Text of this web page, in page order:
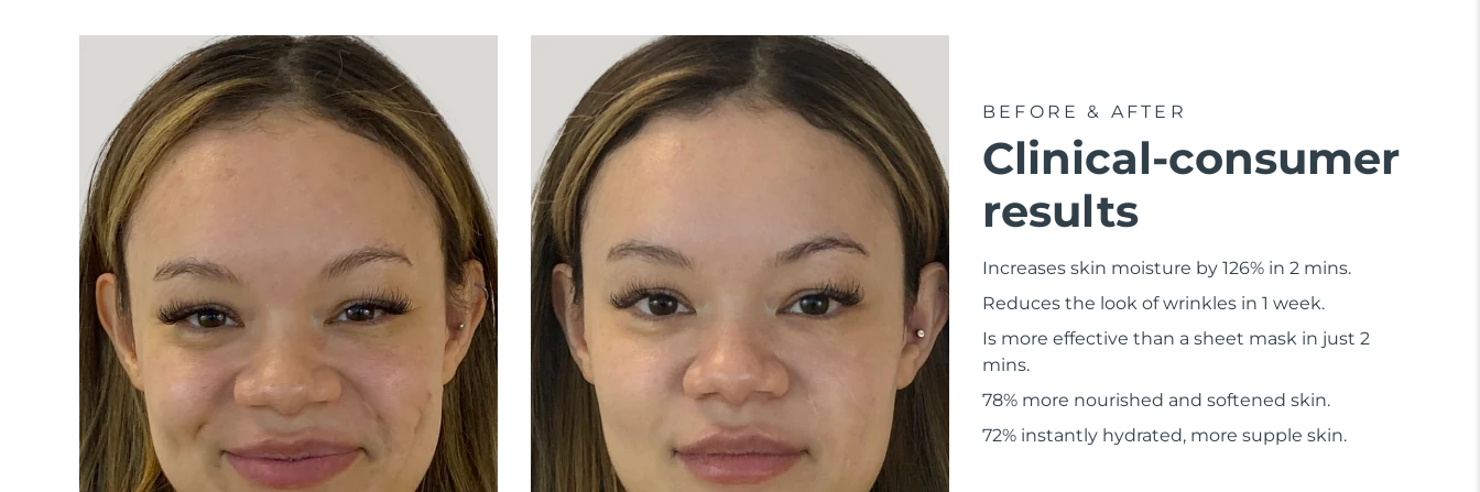
BEFORE & AFTER
Clinical-consumer
results
Increases skin moisture by 126% in 2 mins.
Reduces the look of wrinkles in 1 week.
Is more effective than a sheet mask in just 2
mins.
78% more nourished and softened skin.
72% instantly hydrated, more supple skin.